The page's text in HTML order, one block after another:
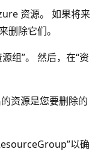
资源。 如果将来
删除它们。
组”。
然后，在“资
资源是您要删除的
以确